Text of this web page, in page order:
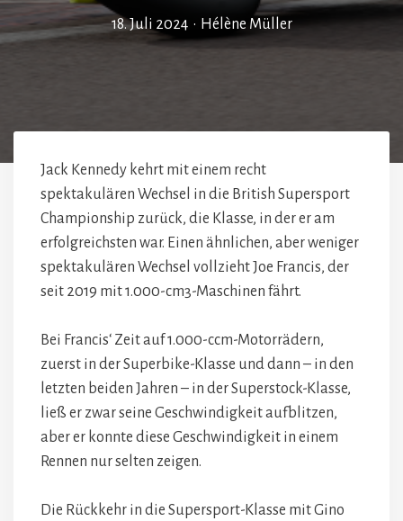
18. Juli 2024 • Hélène Müller
Jack Kennedy kehrt mit einem recht
spektakulären Wechsel in die British Supersport
Championship zurück, die Klasse, in der er am
erfolgreichsten war. Einen ähnlichen, aber weniger
spektakulären Wechsel vollzieht Joe Francis, der
seit 2019 mit 1.000-cm3-Maschinen fährt.
Bei Francis‘ Zeit auf 1.000-ccm-Motorrädern,
zuerst in der Superbike-Klasse und dann – in den
letzten beiden Jahren – in der Superstock-Klasse,
ließ er zwar seine Geschwindigkeit aufblitzen,
aber er konnte diese Geschwindigkeit in einem
Rennen nur selten zeigen.
Die Rückkehr in die Supersport-Klasse mit Gino